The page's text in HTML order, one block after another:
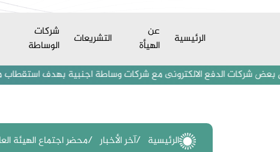
الرئيسية
عن
الهيأة
التشريعات
شركات
الوساطة
الدفع الالكترونى مع شركات وساطة اجنبية بهدف استقطاب مستثمرين
الرئيسية آخر الأخبار محضر اجتماع الهيئة